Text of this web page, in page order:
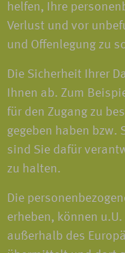
helfen, Ihre
Verlust und vor
und Offenlegung zu
Die Sicherheit Ihrer
Ihnen ab. Zum
für den Zugang zu
gegeben haben bzw.
sind Sie dafür
zu halten.
Die
erheben, können
außerhalb des